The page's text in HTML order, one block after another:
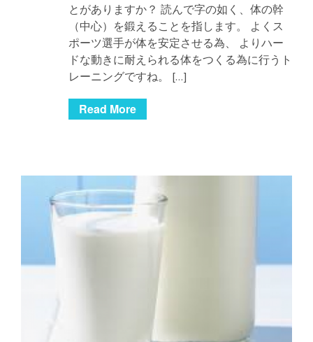
とがありますか？ 読んで字の如く、体の幹
（中心）を鍛えることを指します。 よくス
ポーツ選手が体を安定させる為、 よりハー
ドな動きに耐えられる体をつくる為に行うト
レーニングですね。 […]
Read More